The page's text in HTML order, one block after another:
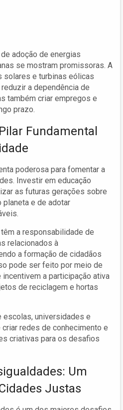
adoção de energias
se mostram promissoras. A
solares e turbinas eólicas
a dependência de
também criar empregos e
prazo.
Fundamental
poderosa para fomentar a
Investir em educação
as futuras gerações sobre
planeta e de adotar
a responsabilidade de
relacionados à
a formação de cidadãos
pode ser feito por meio de
a participação ativa
de reciclagem e hortas
escolas, universidades e
redes de conhecimento e
criativas para os desafios
Um
Justas